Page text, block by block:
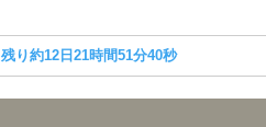
残り約12日21時間51分40秒